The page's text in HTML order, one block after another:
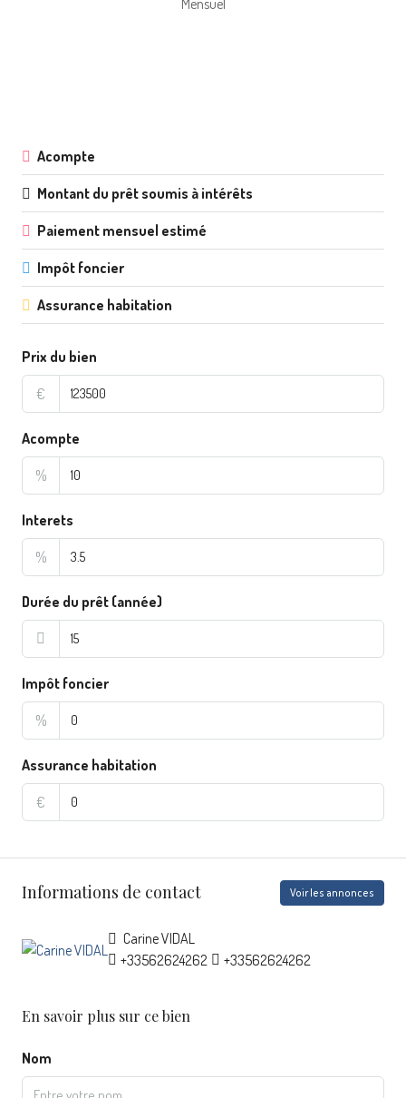
Acompte
Montant du prêt soumis à intérêts
Paiement mensuel estimé
Impôt foncier
Assurance habitation
Prix du bien
€
Acompte
%
Interets
%
Durée du prêt (année)
Impôt foncier
%
Assurance habitation
€
Informations de contact Voir les annonces
Carine VIDAL
+33562624262
+33562624262
En savoir plus sur ce bien
Nom